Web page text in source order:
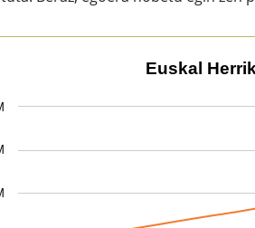
Herriko merkataritza saldoa (milioi
2023
chart has 1 Y axis displaying
Euskal